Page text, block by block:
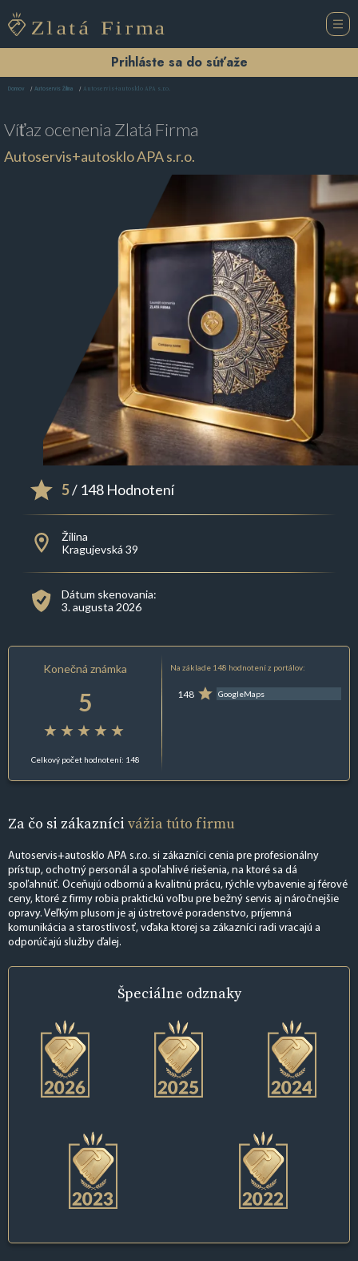
Prihláste sa do súťaže
Domov Autoservis Žilina Autoservis+autosklo APA s.r.o.
Víťaz ocenenia Zlatá Firma
Autoservis+autosklo APA s.r.o.
5/ 148 Hodnotení
Žilina
Kragujevská 39
Dátum skenovania:
3. augusta 2026
Konečná známka
5
Celkový počet hodnotení: 148
Na základe 148 hodnotení z portálov:
148 GoogleMaps
Za čo si zákazníci vážia túto firmu
Autoservis+autosklo APA s.r.o. si zákazníci cenia pre profesionálny
prístup, ochotný personál a spoľahlivé riešenia, na ktoré sa dá
spoľahnúť. Oceňujú odbornú a kvalitnú prácu, rýchle vybavenie aj férové
ceny, ktoré z firmy robia praktickú voľbu pre bežný servis aj náročnejšie
opravy. Veľkým plusom je aj ústretové poradenstvo, príjemná
komunikácia a starostlivosť, vďaka ktorej sa zákazníci radi vracajú a
odporúčajú služby ďalej.
Špeciálne odznaky